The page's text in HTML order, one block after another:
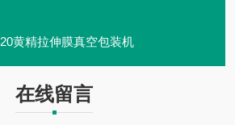
黄精拉伸膜真空包装机
在线留言